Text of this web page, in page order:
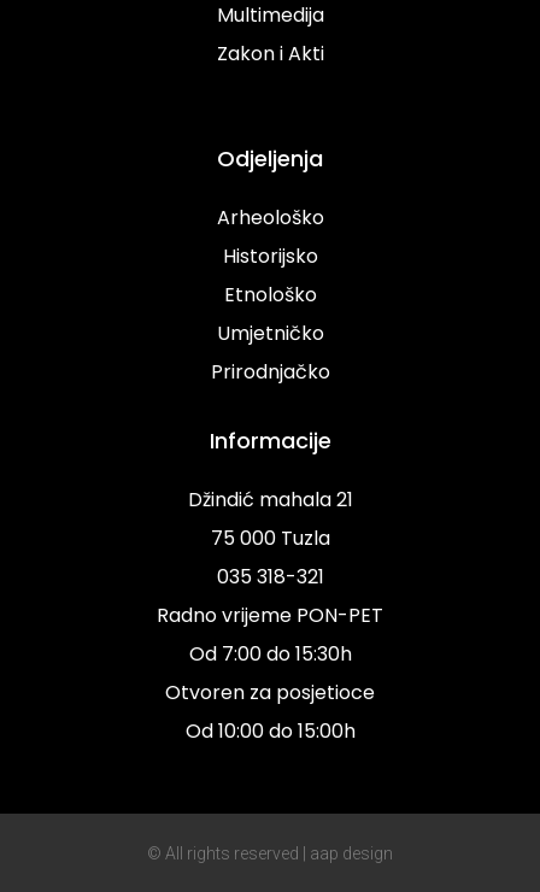
Multimedija
Zakon i Akti
Odjeljenja
Arheološko
Historijsko
Etnološko
Umjetničko
Prirodnjačko
Informacije
Džindić mahala 21
75 000 Tuzla
035 318-321
Radno vrijeme PON-PET
Od 7:00 do 15:30h
Otvoren za posjetioce
Od 10:00 do 15:00h
© All rights reserved | aap design